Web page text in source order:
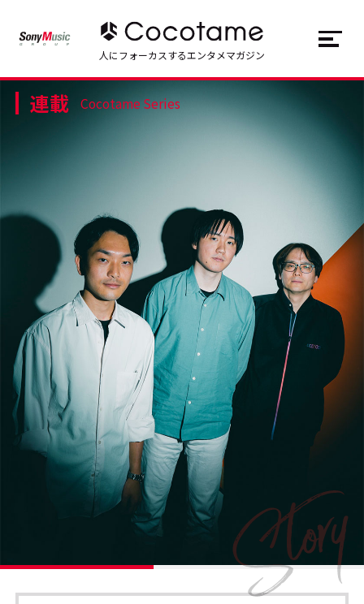
トップ Top
Cocotameとは About
#エンタメ業界のちょっといい話
#サステナブルな取り組み #スタッフが語る
#リクルート
運営会社 プライバシーポリシー
JP EN
人にフォーカスするエンタメマガジン
連載 Cocotame Series